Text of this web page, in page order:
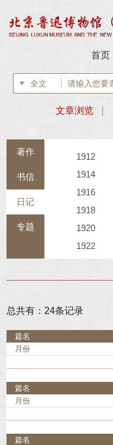
首页
文章浏览
著作
书信
日记
专题
1912
1914
1916
1918
1920
1922
1926
1930
1934
1936
总共有：24条记录